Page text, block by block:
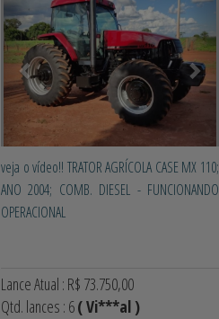
veja o vídeo!! TRATOR AGRÍCOLA CASE MX 110;
ANO 2004; COMB. DIESEL - FUNCIONANDO
OPERACIONAL
Lance Atual : R$ 73.750,00
Qtd. lances : 6( Vi***al )